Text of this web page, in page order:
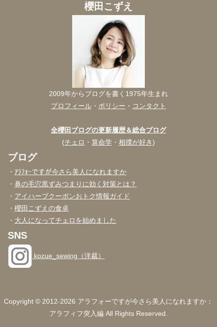
櫻田こずえ
2009年からブログを書く1975年生まれ
プロフィール ・ ポリシー ・ コンタクト
全櫻田ブログの更新履歴＆総合ブログ
(チェロ ・ 算命学 ・ 相撲が好き)
ブログ
・ ｱﾗﾌｫｰですが今さら美人になれますか
・ 鼻の毛穴黒ずみつまりに効く対策とは？
・ アイハーブクーポンおトク情報ガイド
・ 櫻田こずえの食卓
・ 大人になってチェロを始めました
SNS
kozue_sewing（洋裁）
Copyright © 2012-2026 アラフォーですが今さら美人になれますか：
アラフィフ突入編 All Rights Reserved.